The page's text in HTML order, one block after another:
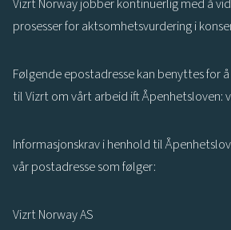
Vizrt Norway jobber kontinuerlig med å
prosesser for aktsomhetsvurdering i
Følgende epostadresse kan benyttes for
til Vizrt om vårt arbeid ift Åpenhetsloven:
Informasjonskrav i henhold til
vår postadresse som følger:
Vizrt Norway AS